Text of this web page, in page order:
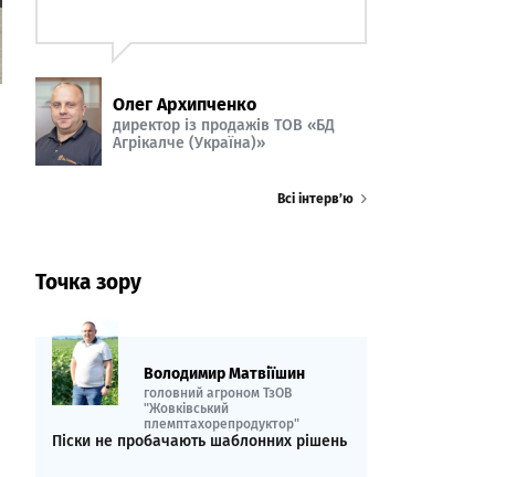
Олег Архипченко
директор із продажів ТОВ «БД
Агрікалче (Україна)»
Всі інтерв’ю
Точка зору
Володимир Матвіїшин
головний агроном ТзОВ
"Жовківський
племптахорепродуктор"
Піски не пробачають шаблонних рішень